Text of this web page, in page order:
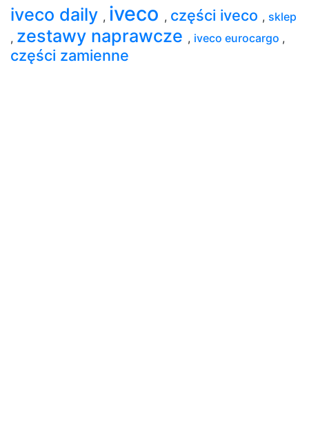
iveco daily , iveco , części iveco , sklep
, zestawy naprawcze , iveco eurocargo ,
części zamienne